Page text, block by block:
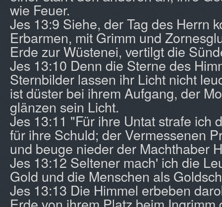
wie Feuer.
Jes 13:9 Siehe, der Tag des Herrn
Erbarmen, mit Grimm und
Erde zur Wüstenei, vertilgt die
Jes 13:10 Denn die Sterne des
Sternbilder lassen ihr Licht nicht
ist düster bei ihrem Aufgang, der
glänzen sein Licht.
Jes 13:11 "Für ihre Untat strafe ich
für ihre Schuld; der Vermessenen
und beuge nieder der Machthaber
Jes 13:12 Seltener mach' ich die
Gold und die Menschen als
Jes 13:13 Die Himmel erbeben